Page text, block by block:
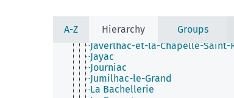
A-Z Hierarchy Groups
Issigeac
Jaure
Javerlhac-et-la-Chapelle-Saint-
Jayac
Journiac
Jumilhac-le-Grand
La Bachellerie